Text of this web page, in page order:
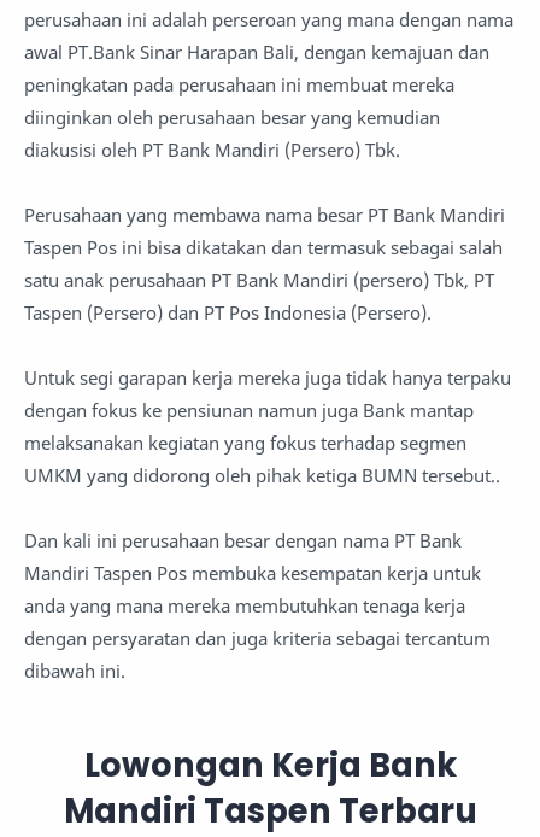
perusahaan ini adalah perseroan yang mana dengan nama
awal PT.Bank Sinar Harapan Bali, dengan kemajuan dan
peningkatan pada perusahaan ini membuat mereka
diinginkan oleh perusahaan besar yang kemudian
diakusisi oleh PT Bank Mandiri (Persero) Tbk.
Perusahaan yang membawa nama besar PT Bank Mandiri
Taspen Pos ini bisa dikatakan dan termasuk sebagai salah
satu anak perusahaan PT Bank Mandiri (persero) Tbk, PT
Taspen (Persero) dan PT Pos Indonesia (Persero).
Untuk segi garapan kerja mereka juga tidak hanya terpaku
dengan fokus ke pensiunan namun juga Bank mantap
melaksanakan kegiatan yang fokus terhadap segmen
UMKM yang didorong oleh pihak ketiga BUMN tersebut..
Dan kali ini perusahaan besar dengan nama PT Bank
Mandiri Taspen Pos membuka kesempatan kerja untuk
anda yang mana mereka membutuhkan tenaga kerja
dengan persyaratan dan juga kriteria sebagai tercantum
dibawah ini.
Lowongan Kerja Bank
Mandiri Taspen Terbaru